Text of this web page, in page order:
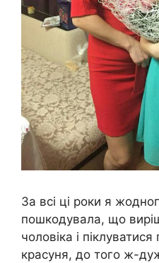
За всі ці роки я
пошкодувала, що
чоловіка і
красуня, до того ж-